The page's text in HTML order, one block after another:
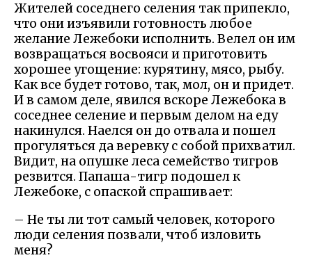
Жителей соседнего селения так припекло,
что они изъявили готовность любое
желание Лежебоки исполнить. Велел он им
возвращаться восвояси и приготовить
хорошее угощение: курятину, мясо, рыбу.
Как все будет готово, так, мол, он и придет.
И в самом деле, явился вскоре Лежебока в
соседнее селение и первым делом на еду
накинулся. Наелся он до отвала и пошел
прогуляться да веревку с собой прихватил.
Видит, на опушке леса семейство тигров
резвится. Папаша-тигр подошел к
Лежебоке, с опаской спрашивает:
– Не ты ли тот самый человек, которого
люди селения позвали, чтоб изловить
меня?